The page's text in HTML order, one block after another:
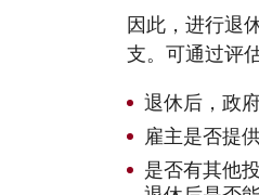
因此，进行退
支。可通过评
退休后，政
雇主是否提
是否有其他